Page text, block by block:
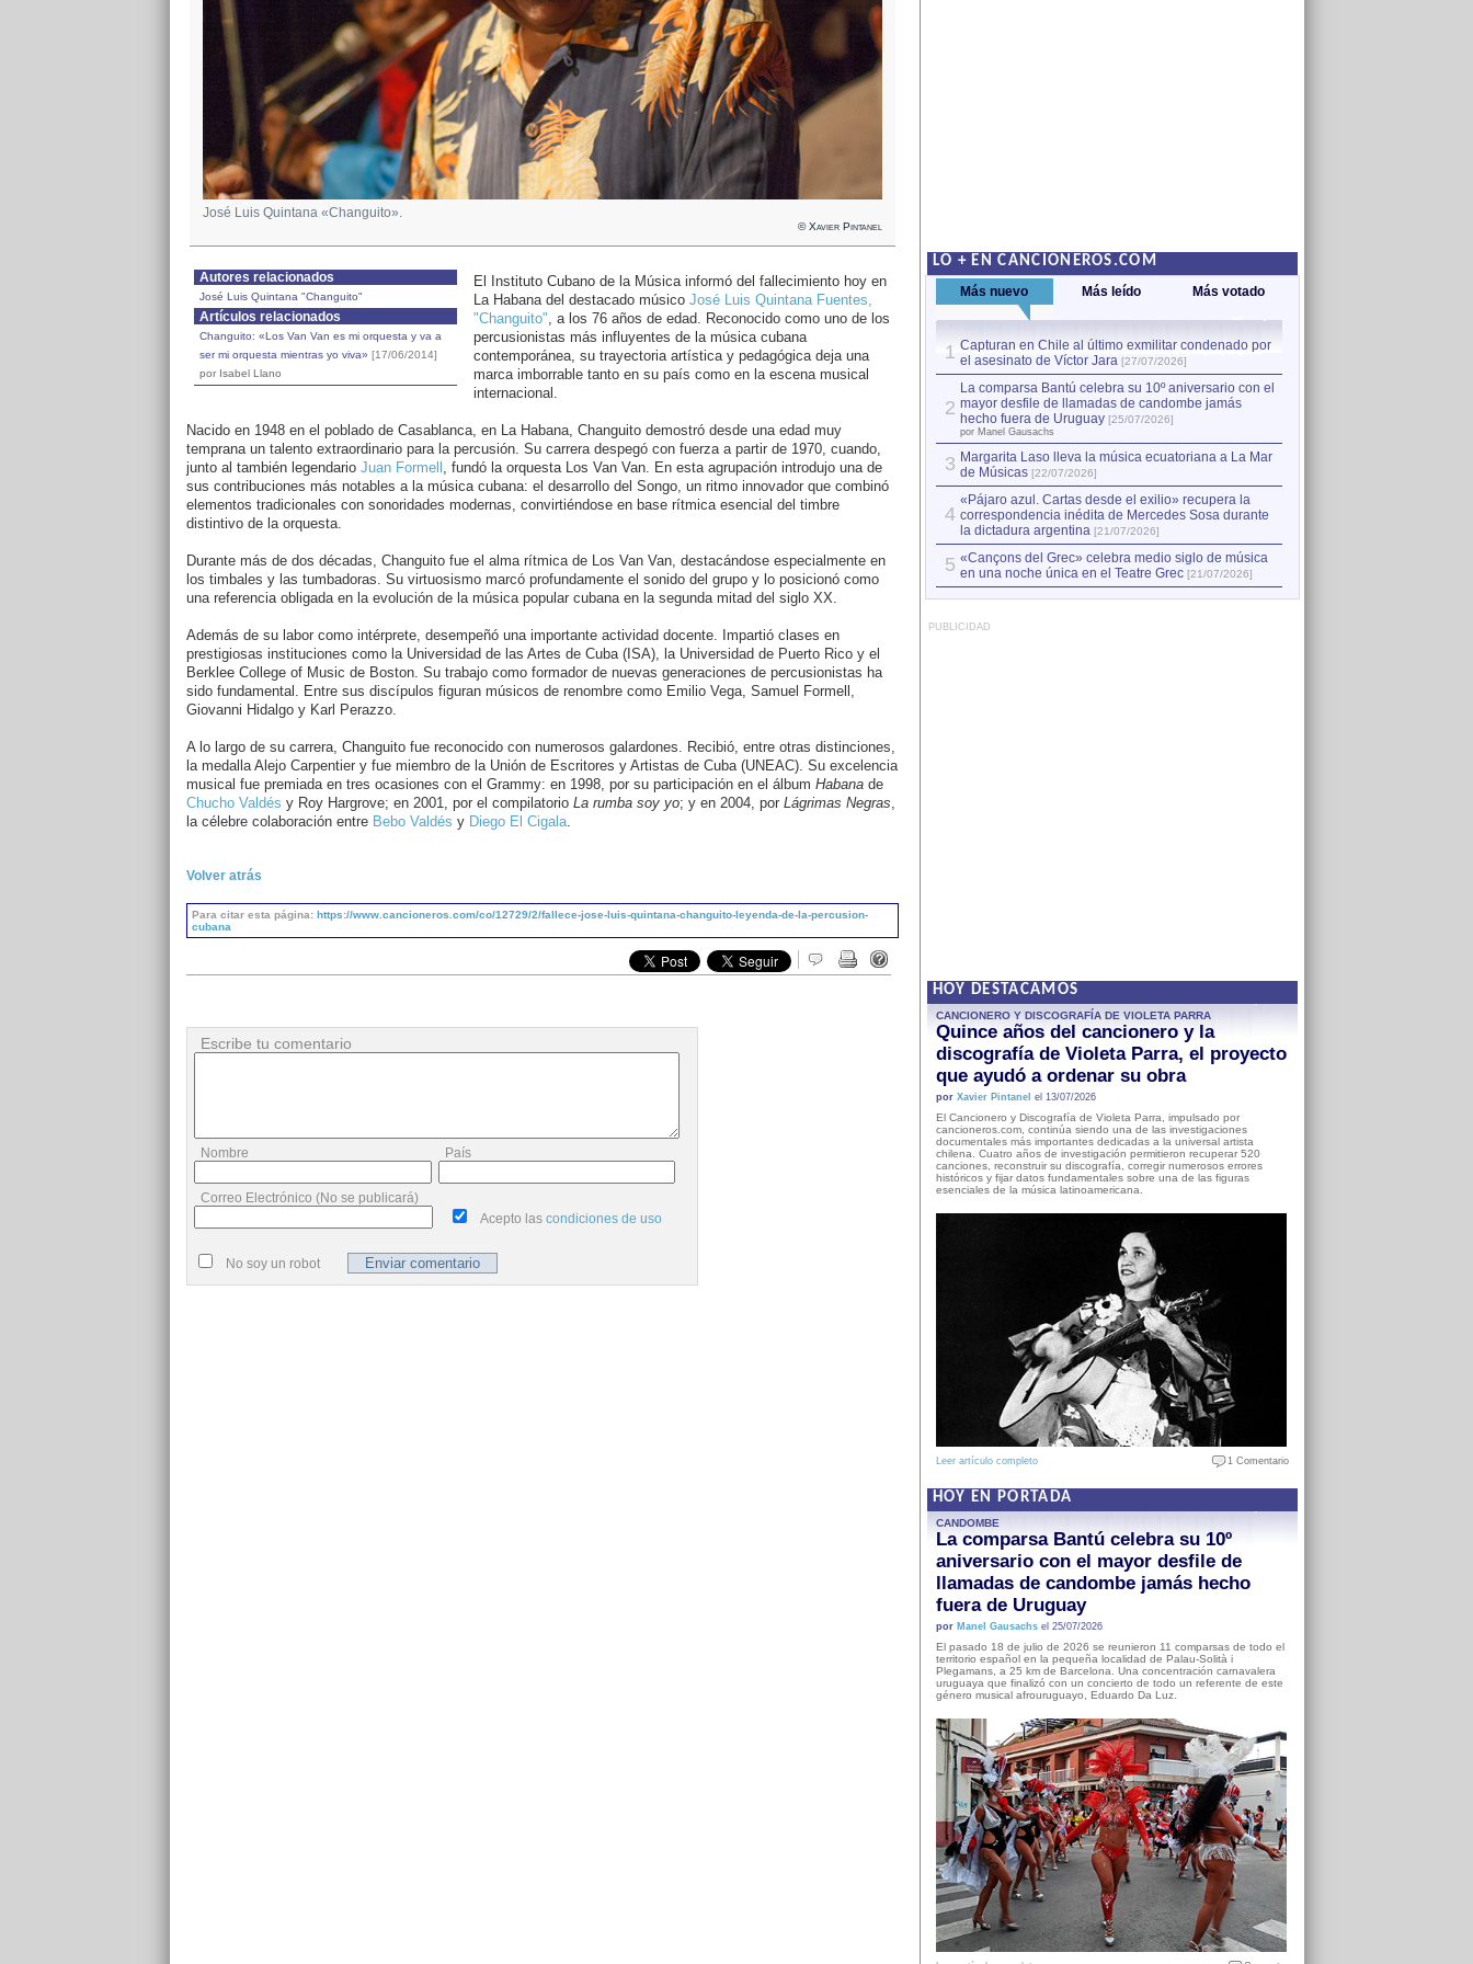
José Luis Quintana «Changuito».
© Xavier Pintanel
Autores relacionados
José Luis Quintana "Changuito"
Artículos relacionados
Changuito: «Los Van Van es mi orquesta y va a
ser mi orquesta mientras yo viva» [17/06/2014]
por Isabel Llano
El Instituto Cubano de la Música informó del fallecimiento hoy en
La Habana del destacado músico José Luis Quintana Fuentes,
"Changuito", a los 76 años de edad. Reconocido como uno de los
percusionistas más influyentes de la música cubana
contemporánea, su trayectoria artística y pedagógica deja una
marca imborrable tanto en su país como en la escena musical
internacional.
Nacido en 1948 en el poblado de Casablanca, en La Habana, Changuito demostró desde una edad muy
temprana un talento extraordinario para la percusión. Su carrera despegó con fuerza a partir de 1970, cuando,
junto al también legendario Juan Formell , fundó la orquesta Los Van Van. En esta agrupación introdujo una de
sus contribuciones más notables a la música cubana: el desarrollo del Songo, un ritmo innovador que combinó
elementos tradicionales con sonoridades modernas, convirtiéndose en base rítmica esencial del timbre
distintivo de la orquesta.
Durante más de dos décadas, Changuito fue el alma rítmica de Los Van Van, destacándose especialmente en
los timbales y las tumbadoras. Su virtuosismo marcó profundamente el sonido del grupo y lo posicionó como
una referencia obligada en la evolución de la música popular cubana en la segunda mitad del siglo XX.
Además de su labor como intérprete, desempeñó una importante actividad docente. Impartió clases en
prestigiosas instituciones como la Universidad de las Artes de Cuba (ISA), la Universidad de Puerto Rico y el
Berklee College of Music de Boston. Su trabajo como formador de nuevas generaciones de percusionistas ha
sido fundamental. Entre sus discípulos figuran músicos de renombre como Emilio Vega, Samuel Formell,
Giovanni Hidalgo y Karl Perazzo.
A lo largo de su carrera, Changuito fue reconocido con numerosos galardones. Recibió, entre otras distinciones,
la medalla Alejo Carpentier y fue miembro de la Unión de Escritores y Artistas de Cuba (UNEAC). Su excelencia
musical fue premiada en tres ocasiones con el Grammy: en 1998, por su participación en el álbum Habanade
Chucho Valdés y Roy Hargrove; en 2001, por el compilatorio La rumba soy yo; y en 2004, por Lágrimas Negras,
la célebre colaboración entre Bebo Valdés y Diego El Cigala.
Volver atrás
Para citar esta página: https://www.cancioneros.com/co/12729/2/fallece-jose-luis-quintana-changuito-leyenda-de-la-percusion-
cubana
Escribe tu comentario
Nombre País
Correo Electrónico (No se publicará)
Acepto las condiciones de uso
No soy un robot
LO + EN CANCIONEROS.COM
Más nuevo Más leído Más votado
1 Capturan en Chile al último exmilitar condenado por
el asesinato de Víctor Jara [27/07/2026]
2
La comparsa Bantú celebra su 10º aniversario con el
mayor desfile de llamadas de candombe jamás
hecho fuera de Uruguay [25/07/2026]
por Manel Gausachs
3 Margarita Laso lleva la música ecuatoriana a La Mar
de Músicas [22/07/2026]
4
«Pájaro azul. Cartas desde el exilio» recupera la
correspondencia inédita de Mercedes Sosa durante
la dictadura argentina [21/07/2026]
5 «Cançons del Grec» celebra medio siglo de música
en una noche única en el Teatre Grec [21/07/2026]
PUBLICIDAD
HOY DESTACAMOS
CANCIONERO Y DISCOGRAFÍA DE VIOLETA PARRA
Quince años del cancionero y la
discografía de Violeta Parra, el proyecto
que ayudó a ordenar su obra
por Xavier Pintanel el 13/07/2026
El Cancionero y Discografía de Violeta Parra, impulsado por
cancioneros.com, continúa siendo una de las investigaciones
documentales más importantes dedicadas a la universal artista
chilena. Cuatro años de investigación permitieron recuperar 520
canciones, reconstruir su discografía, corregir numerosos errores
históricos y fijar datos fundamentales sobre una de las figuras
esenciales de la música latinoamericana.
Leer artículo completo 1 Comentario
HOY EN PORTADA
CANDOMBE
La comparsa Bantú celebra su 10º
aniversario con el mayor desfile de
llamadas de candombe jamás hecho
fuera de Uruguay
por Manel Gausachsel 25/07/2026
El pasado 18 de julio de 2026 se reunieron 11 comparsas de todo el
territorio español en la pequeña localidad de Palau-Solità i
Plegamans, a 25 km de Barcelona. Una concentración carnavalera
uruguaya que finalizó con un concierto de todo un referente de este
género musical afrouruguayo, Eduardo Da Luz.